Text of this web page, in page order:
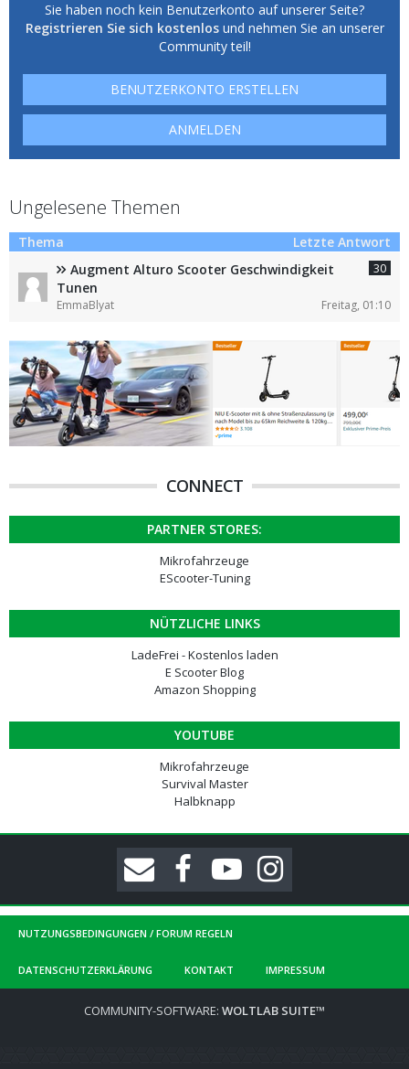
Sie haben noch kein Benutzerkonto auf unserer Seite?
Registrieren Sie sich kostenlosund nehmen Sie an unserer
Community teil!
BENUTZERKONTO ERSTELLEN
ANMELDEN
Ungelesene Themen
Thema
Letzte Antwort
Augment Alturo Scooter Geschwindigkeit
Tunen
30
EmmaBlyat Freitag, 01:10
CONNECT
PARTNER STORES:
Mikrofahrzeuge
EScooter-Tuning
NÜTZLICHE LINKS
LadeFrei - Kostenlos laden
E Scooter Blog
Amazon Shopping
YOUTUBE
Mikrofahrzeuge
Survival Master
Halbknapp
NUTZUNGSBEDINGUNGEN / FORUM REGELN
DATENSCHUTZERKLÄRUNG KONTAKT IMPRESSUM
COMMUNITY-SOFTWARE: WOLTLAB SUITE™